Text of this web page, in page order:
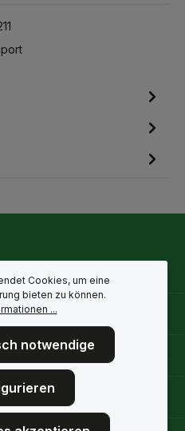
Cookies, um eine
bieten zu können.
...
notwendige